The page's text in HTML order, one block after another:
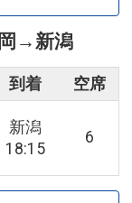
→新潟
到着 空席
新潟
18:15
6